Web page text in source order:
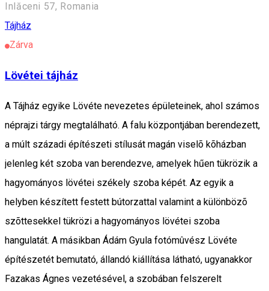
Inlăceni 57, Romania
Tájház
Zárva
Lövétei tájház
A Tájház egyike Lövéte nevezetes épületeinek, ahol számos
néprajzi tárgy megtalálható. A falu központjában berendezett,
a múlt századi építészeti stílusát magán viselõ kõházban
jelenleg két szoba van berendezve, amelyek hűen tükrözik a
hagyományos lövétei székely szoba képét. Az egyik a
helyben készített festett bútorzattal valamint a különbözõ
szõttesekkel tükrözi a hagyományos lövétei szoba
hangulatát. A másikban Ádám Gyula fotómûvész Lövéte
építészetét bemutató, állandó kiállítása látható, ugyanakkor
Fazakas Ágnes vezetésével, a szobában felszerelt